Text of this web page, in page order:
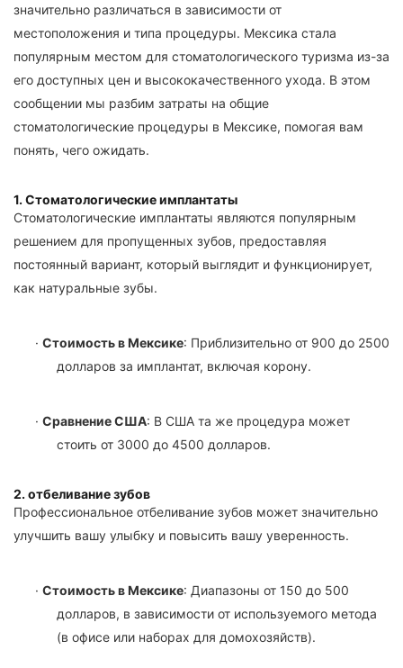
значительно различаться в зависимости от
местоположения и типа процедуры. Мексика стала
популярным местом для стоматологического туризма из-за
его доступных цен и высококачественного ухода. В этом
сообщении мы разбим затраты на общие
стоматологические процедуры в Мексике, помогая вам
понять, чего ожидать.
1. Стоматологические имплантаты
Стоматологические имплантаты являются популярным
решением для пропущенных зубов, предоставляя
постоянный вариант, который выглядит и функционирует,
как натуральные зубы.
· Стоимость в Мексике: Приблизительно от 900 до 2500
долларов за имплантат, включая корону.
· Сравнение США: В США та же процедура может
стоить от 3000 до 4500 долларов.
2. отбеливание зубов
Профессиональное отбеливание зубов может значительно
улучшить вашу улыбку и повысить вашу уверенность.
· Стоимость в Мексике: Диапазоны от 150 до 500
долларов, в зависимости от используемого метода
(в офисе или наборах для домохозяйств).